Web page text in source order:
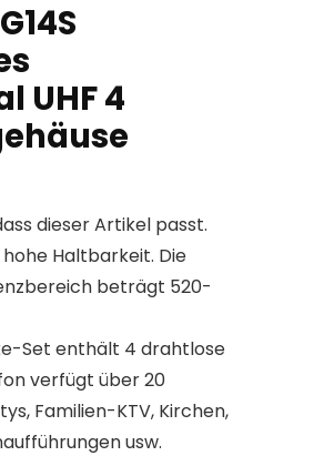
UHF 4
dieser Artikel passt.
Haltbarkeit. Die
beträgt 520-
Set enthält 4 drahtlose
verfügt über 20
Familien-KTV, Kirchen,
usw.